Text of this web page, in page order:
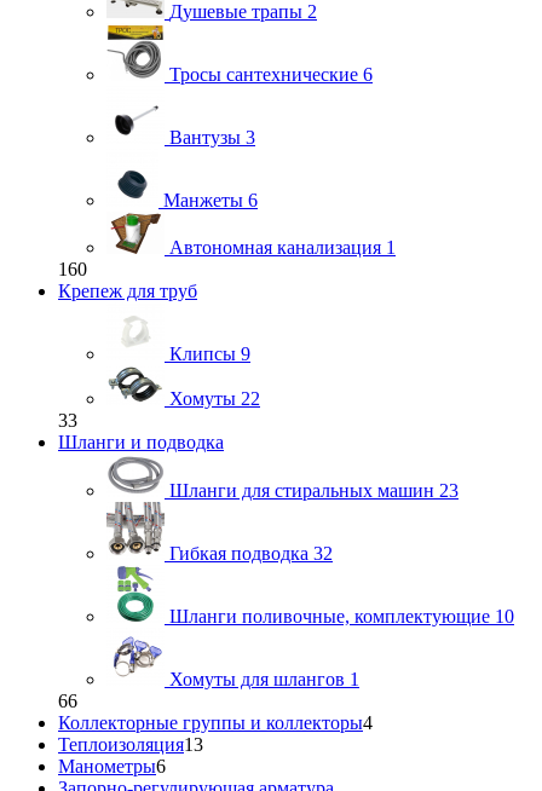
Душевые трапы 2
Тросы сантехнические 6
Вантузы 3
Манжеты 6
Автономная канализация 1
160
Крепеж для труб
Клипсы 9
Хомуты 22
33
Шланги и подводка
Шланги для стиральных машин 23
Гибкая подводка 32
Шланги поливочные, комплектующие 10
Хомуты для шлангов 1
66
Коллекторные группы и коллекторы4
Теплоизоляция13
Манометры6